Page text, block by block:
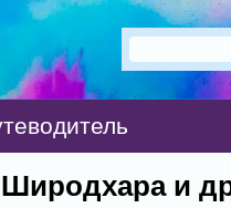
Широдхара и